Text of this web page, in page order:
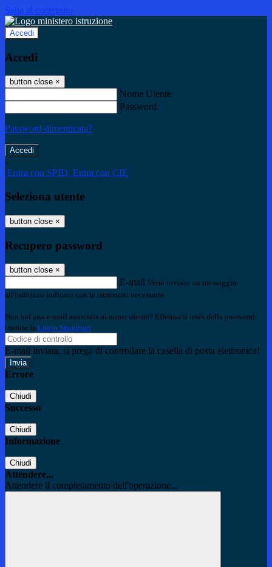
Salta al contenuto
Accedi
Accedi
button close ×
Nome Utente
Password
Password dimenticata?
-
Entra con SPID Entra con CIE
Seleziona utente
button close ×
Recupero password
button close ×
E-mail Verrà inviato un messaggio
all'indirizzo indicato con le istruzioni necessarie.
Non hai una e-mail associata al nome utente? Effettua il reset della password
tramite la Login Spaggiari
E-mail inviata, si prega di controllare la casella di posta elettronica!
Errore
Chiudi
Successo
Chiudi
Informazione
Chiudi
Attendere...
Attendere il completamento dell'operazione...